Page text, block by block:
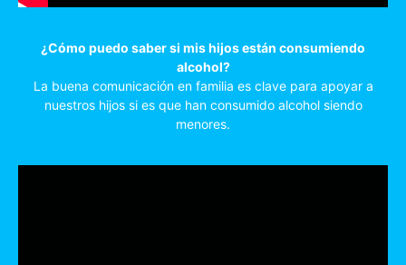
¿Cómo puedo saber si mis hijos están consumiendo
alcohol?
La buena comunicación en familia es clave para apoyar a
nuestros hijos si es que han consumido alcohol siendo
menores.